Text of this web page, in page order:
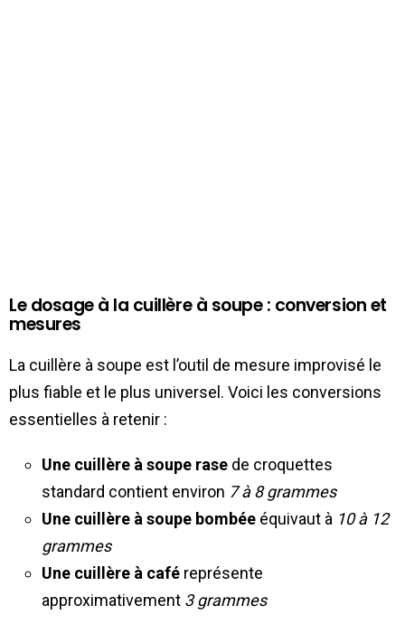
Le dosage à la cuillère à soupe : conversion et
mesures
La cuillère à soupe est l’outil de mesure improvisé le
plus fiable et le plus universel. Voici les conversions
essentielles à retenir :
Une cuillère à soupe rase de croquettes
standard contient environ 7 à 8 grammes
Une cuillère à soupe bombée équivaut à 10 à 12
grammes
Une cuillère à café représente
approximativement 3 grammes